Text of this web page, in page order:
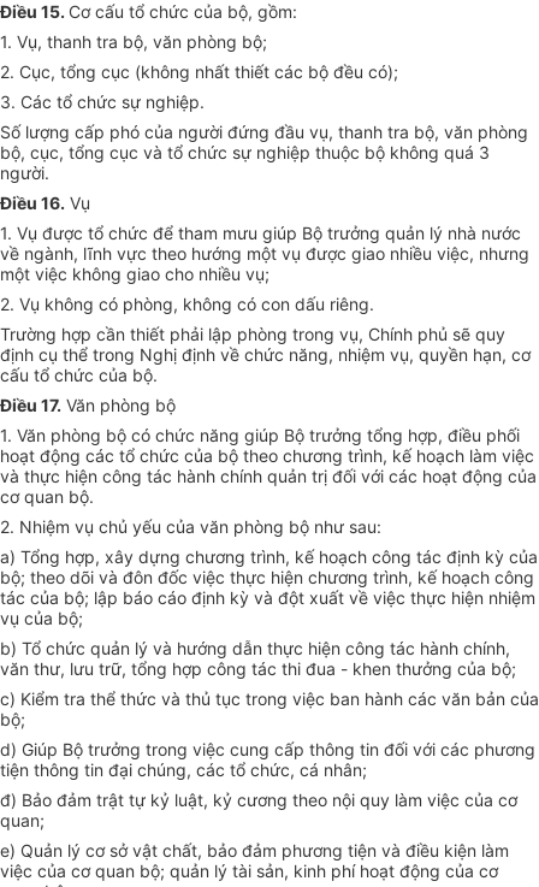
Điều 15. Cơ cấu tổ chức của bộ, gồm:
1. Vụ, thanh tra bộ, văn phòng bộ;
2. Cục, tổng cục (không nhất thiết các bộ đều có);
3. Các tổ chức sự nghiệp.
Số lượng cấp phó của người đứng đầu vụ, thanh tra bộ, văn phòng
bộ, cục, tổng cục và tổ chức sự nghiệp thuộc bộ không quá 3
người.
Điều 16. Vụ
1. Vụ được tổ chức để tham mưu giúp Bộ trưởng quản lý nhà nước
về ngành, lĩnh vực theo hướng một vụ được giao nhiều việc, nhưng
một việc không giao cho nhiều vụ;
2. Vụ không có phòng, không có con dấu riêng.
Trường hợp cần thiết phải lập phòng trong vụ, Chính phủ sẽ quy
định cụ thể trong Nghị định về chức năng, nhiệm vụ, quyền hạn, cơ
cấu tổ chức của bộ.
Điều 17. Văn phòng bộ
1. Văn phòng bộ có chức năng giúp Bộ trưởng tổng hợp, điều phối
hoạt động các tổ chức của bộ theo chương trình, kế hoạch làm việc
và thực hiện công tác hành chính quản trị đối với các hoạt động của
cơ quan bộ.
2. Nhiệm vụ chủ yếu của văn phòng bộ như sau:
a) Tổng hợp, xây dựng chương trình, kế hoạch công tác định kỳ của
bộ; theo dõi và đôn đốc việc thực hiện chương trình, kế hoạch công
tác của bộ; lập báo cáo định kỳ và đột xuất về việc thực hiện nhiệm
vụ của bộ;
b) Tổ chức quản lý và hướng dẫn thực hiện công tác hành chính,
văn thư, lưu trữ, tổng hợp công tác thi đua - khen thưởng của bộ;
c) Kiểm tra thể thức và thủ tục trong việc ban hành các văn bản của
bộ;
d) Giúp Bộ trưởng trong việc cung cấp thông tin đối với các phương
tiện thông tin đại chúng, các tổ chức, cá nhân;
đ) Bảo đảm trật tự kỷ luật, kỷ cương theo nội quy làm việc của cơ
quan;
e) Quản lý cơ sở vật chất, bảo đảm phương tiện và điều kiện làm
việc của cơ quan bộ; quản lý tài sản, kinh phí hoạt động của cơ